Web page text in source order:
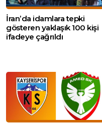
İran’da idamlara tepki
gösteren yaklaşık 100 kişi
ifadeye çağrıldı